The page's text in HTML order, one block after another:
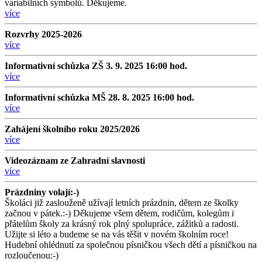
variabilních symbolů. Děkujeme.
více
Rozvrhy 2025-2026
více
Informativní schůzka ZŠ 3. 9. 2025 16:00 hod.
více
Informativní schůzka MŠ 28. 8. 2025 16:00 hod.
více
Zahájení školního roku 2025/2026
více
Videozáznam ze Zahradní slavnosti
více
Prázdniny volají:-)
Školáci již zaslouženě užívají letních prázdnin, dětem ze školky
začnou v pátek.:-) Děkujeme všem dětem, rodičům, kolegům i
přátelům školy za krásný rok plný spolupráce, zážitků a radosti.
Užijte si léto a budeme se na vás těšit v novém školním roce!
Hudební ohlédnutí za společnou písničkou všech dětí a písničkou na
rozloučenou:-)